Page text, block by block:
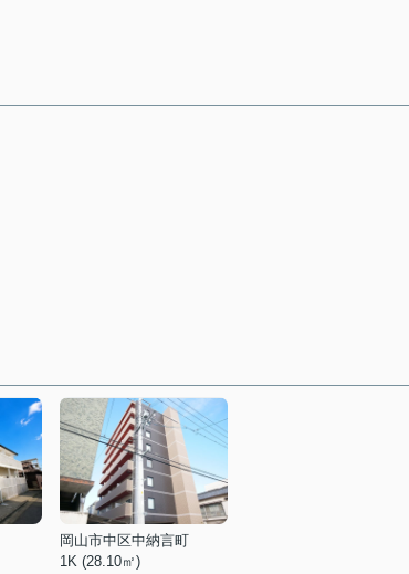
岡山市中区中納言町
1K (28.10㎡)